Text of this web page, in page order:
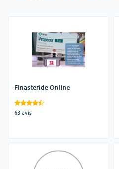
Finasteride Online
63 avis